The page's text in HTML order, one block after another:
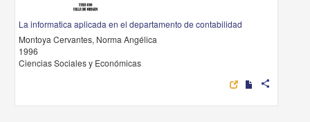
La informatica aplicada en el departamento de contabilidad
Montoya Cervantes, Norma Angélica
1996
Ciencias Sociales y Económicas
share